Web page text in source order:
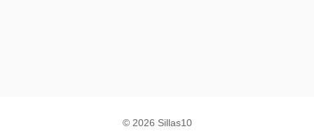
© 2026 Sillas10